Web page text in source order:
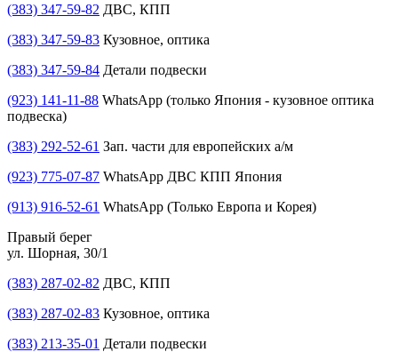
(383) 347-59-82 ДВС, КПП
(383) 347-59-83 Кузовное, оптика
(383) 347-59-84 Детали подвески
(923) 141-11-88 WhatsApp (только Япония - кузовное оптика
подвеска)
(383) 292-52-61 Зап. части для европейских а/м
(923) 775-07-87 WhatsApp ДВС КПП Япония
(913) 916-52-61 WhatsApp (Только Европа и Корея)
Правый берег
ул. Шорная, 30/1
(383) 287-02-82 ДВС, КПП
(383) 287-02-83 Кузовное, оптика
(383) 213-35-01 Детали подвески